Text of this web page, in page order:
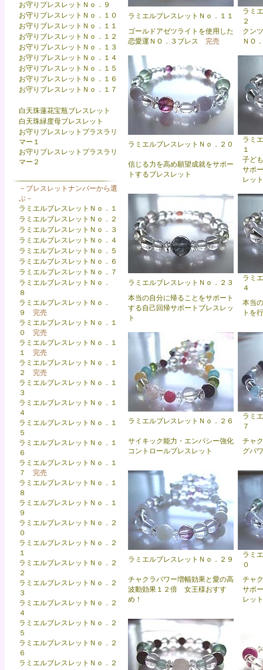
お守りブレスレットＮｏ．９
お守りブレスレットＮｏ．１０
お守りブレスレットＮｏ．１１
お守りブレスレットＮｏ．１２
お守りブレスレットＮｏ．１３
お守りブレスレットＮｏ．１４
お守りブレスレットＮｏ．１５
お守りブレスレットＮｏ．１６
お守りブレスレットＮｏ．１７
白天珠蓮花宝瓶ブレスレット
白天珠緑度母ブレスレット
お守りブレスレットプラスラリ
マー１
お守りブレスレットプラスラリ
マー２
－ブレスレットナンバーから選
ぶ－
ラミエルブレスレットＮｏ．１
ラミエルブレスレットＮｏ．２
ラミエルブレスレットＮｏ．３
ラミエルブレスレットＮｏ．４
ラミエルブレスレットＮｏ．５
ラミエルブレスレットＮｏ．６
ラミエルブレスレットＮｏ．７
ラミエルブレスレットＮｏ．
８
ラミエルブレスレットＮｏ．
９ 完売
ラミエルブレスレットＮｏ．１
０
完売
ラ ミエルブレスレットＮｏ．１
１
完売
ラミエルブレスレットＮｏ．１
２
完売
ラミエルブレスレットＮｏ．１
３
ラミエルブレスレットＮｏ．１
４
ラミエルブレスレットＮｏ．１
５
ラミエルブレスレットＮｏ．１
６
ラミエルブレスレットＮｏ．１
７
完売
ラミエルブレスレットＮｏ．１
８
ラミエルプレスレットＮｏ．１
９
ラミエルブレスレットＮｏ．２
０
ラミエルブレスレットＮｏ．２
１
ラミエルブレスレットＮｏ．２
２
ラミエルブレスレットＮｏ．２
３
ラミエルブレスレットＮｏ．２
４
ラミエルブレスレットＮｏ．２
５
ラミエルブレスレットＮｏ．２
６
ラミエルブレスレットＮｏ．２
ラ ミエルブレスレットＮｏ．１１
ラミ
２
ゴールドアゼツライトを使用した
恋愛運ＮＯ．３ブレス
完売
クン
ＮＯ
ラミエルブレスレットＮｏ．２０
ラミ
１
信じる力を高め願望成就をサポー
トするブレスレット
子ど
サポ
レット
ラミエルブレスレットＮｏ．２３
ラミ
４
本当の自分に帰ることをサポート
する自己回帰サポートブレスレッ
ト
本当
トを
ラミエルブレスレットＮｏ．２６
ラミ
７
サイキック能力・エンパシー強化
コントロールブレスレット
チャ
グパ
ラミエルブレスレットＮｏ．２９
ラミ
０
チャクラパワー増幅効果と愛の高
波動効果１２倍 女王様おすす
め！
チャ
サポ
レット